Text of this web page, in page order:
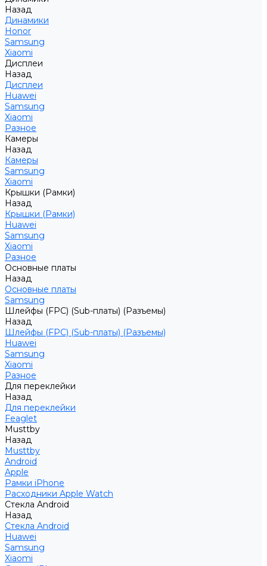
Назад
Динамики
Honor
Samsung
Xiaomi
Дисплеи
Назад
Дисплеи
Huawei
Samsung
Xiaomi
Разное
Камеры
Назад
Камеры
Samsung
Xiaomi
Крышки (Рамки)
Назад
Крышки (Рамки)
Huawei
Samsung
Xiaomi
Разное
Основные платы
Назад
Основные платы
Samsung
Шлейфы (FPC) (Sub-платы) (Разъемы)
Назад
Шлейфы (FPC) (Sub-платы) (Разъемы)
Huawei
Samsung
Xiaomi
Разное
Для переклейки
Назад
Для переклейки
Feaglet
Musttby
Назад
Musttby
Android
Apple
Рамки iPhone
Расходники Apple Watch
Стекла Android
Назад
Стекла Android
Huawei
Samsung
Xiaomi